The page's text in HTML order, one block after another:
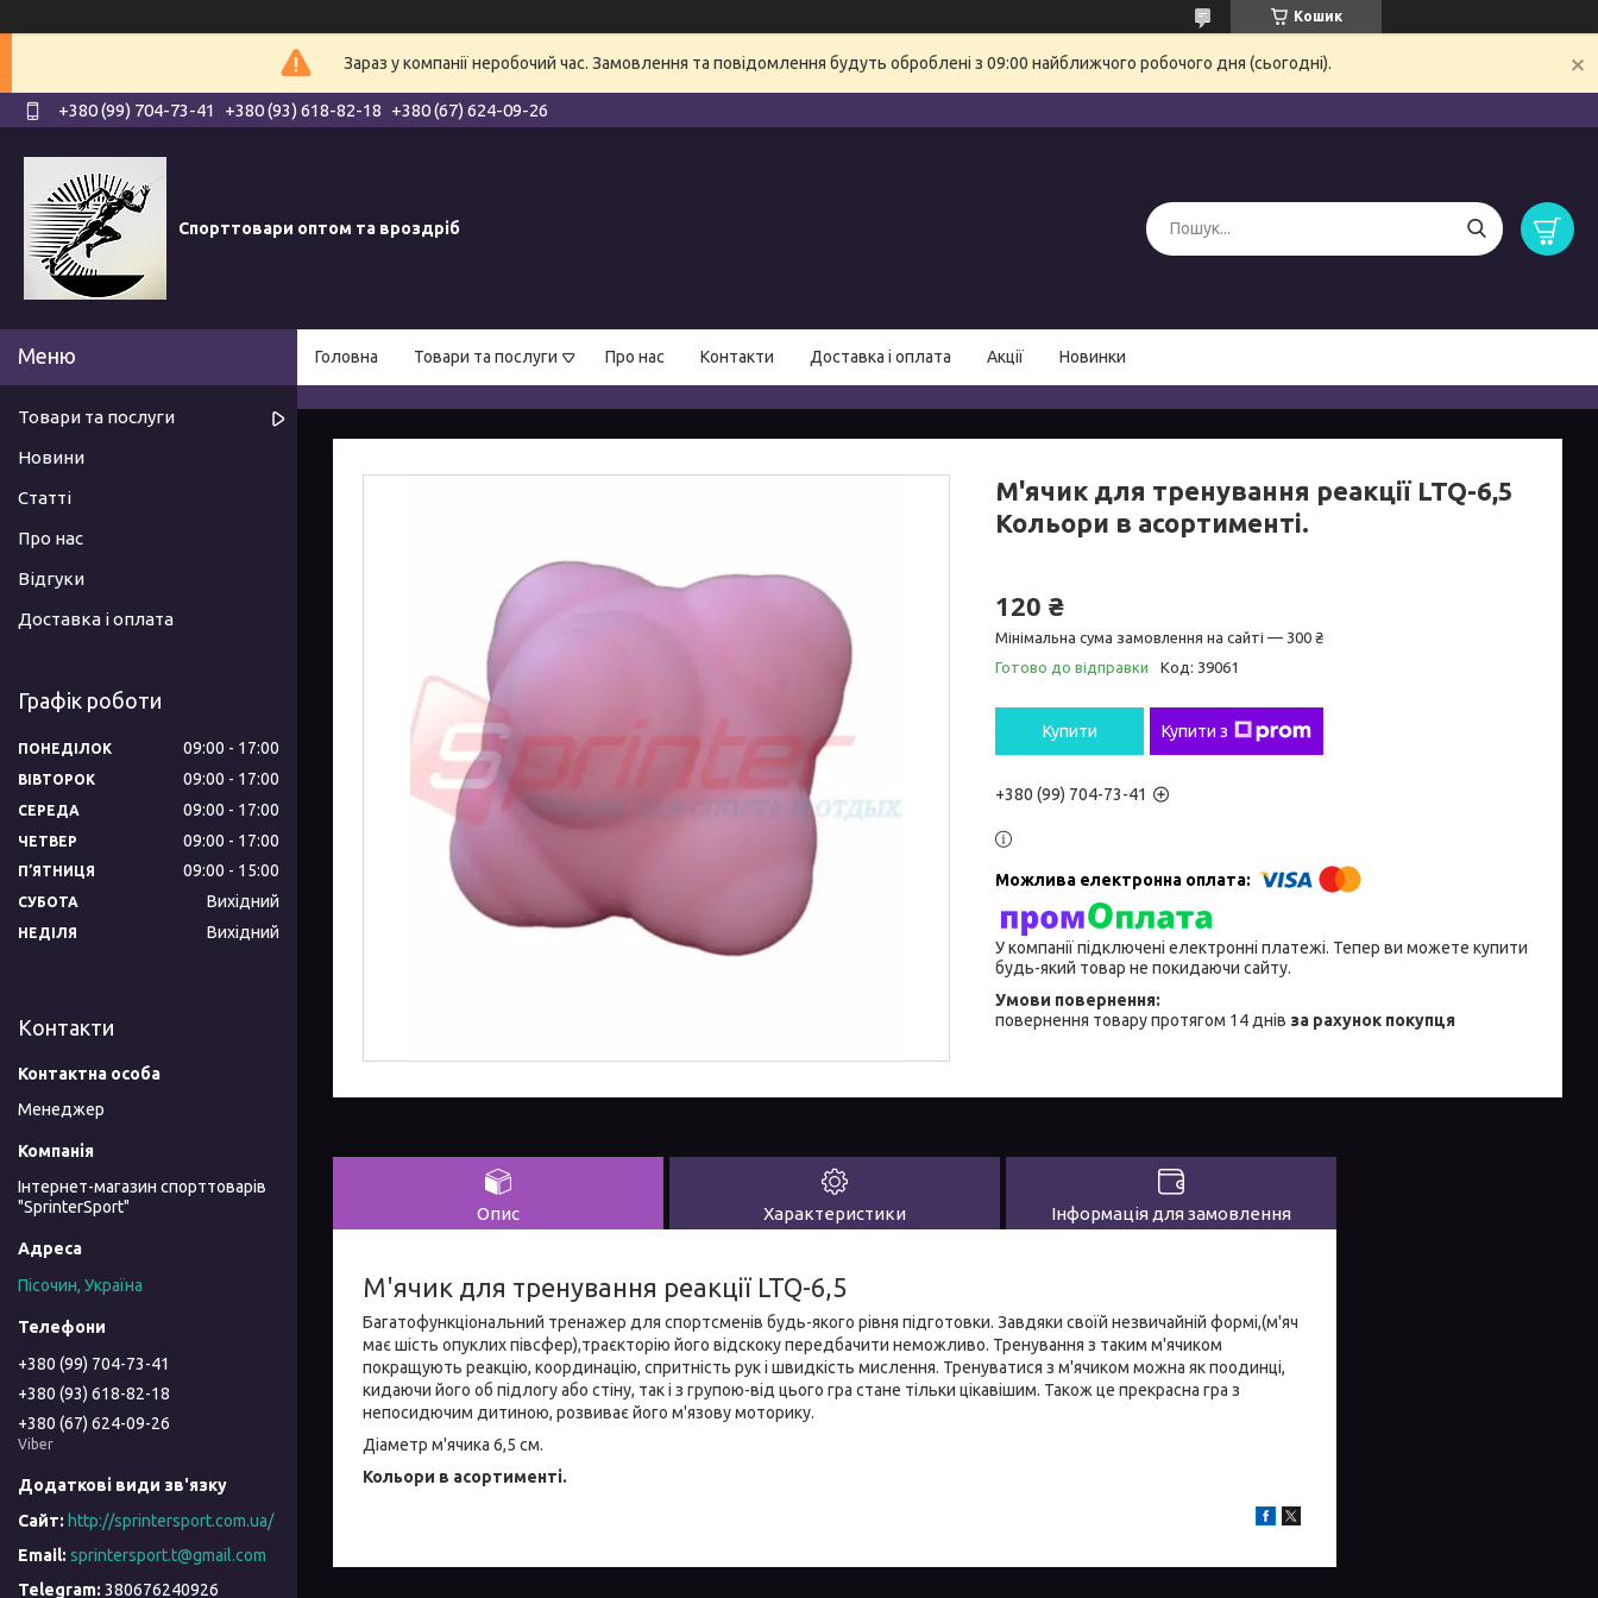
Кошик
Зараз у компанії неробочий час. Замовлення та повідомлення будуть оброблені з 09:00 найближчого робочого дня (сьогодні).
+380 (99) 704-73-41 +380 (93) 618-82-18 +380 (67) 624-09-26
Спорттовари оптом та вроздріб
Головна Товари та послуги Про нас Контакти Доставка і оплата Акції Новинки
М'ячик для тренування реакції LTQ-6,5
Кольори в асортименті.
120 ₴
Мінімальна сума замовлення на сайті — 300 ₴
Готово до відправки
Код: 39061
Купити Купити з
+380 (99) 704-73-41
У компанії підключені електронні платежі. Тепер ви можете купити
будь-який товар не покидаючи сайту.
повернення товару протягом 14 днів за рахунок покупця
Опис Характеристики Інформація для замовлення
М'ячик для тренування реакції LTQ-6,5
Багатофункціональний тренажер для спортсменів будь-якого рівня підготовки. Завдяки своїй незвичайній формі,(м'яч
має шість опуклих півсфер),траєкторію його відскоку передбачити неможливо. Тренування з таким м'ячиком
покращують реакцію, координацію, спритність рук і швидкість мислення. Тренуватися з м'ячиком можна як поодинці,
кидаючи його об підлогу або стіну, так і з групою-від цього гра стане тільки цікавішим. Також це прекрасна гра з
непосидючим дитиною, розвиває його м'язову моторику.
Діаметр м'ячика 6,5 см.
Кольори в асортименті.
Товари та послуги
Новини
Статті
Про нас
Відгуки
Доставка і оплата
Графік роботи
ПОНЕДІЛОК 09:00 17:00
ВІВТОРОК 09:00 17:00
СЕРЕДА 09:00 17:00
ЧЕТВЕР 09:00 17:00
ПʼЯТНИЦЯ 09:00 15:00
СУБОТА Вихідний
НЕДІЛЯ Вихідний
Контакти
Менеджер
Інтернет-магазин спорттоварів
"SprinterSport"
Пісочин, Україна
+380 (99) 704-73-41
+380 (93) 618-82-18
+380 (67) 624-09-26
Viber
http://sprintersport.com.ua/
sprintersport.t@gmail.com
380676240926